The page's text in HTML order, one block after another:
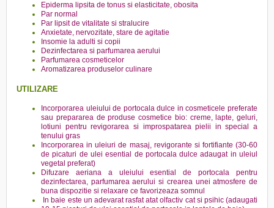
Epiderma lipsita de tonus si elasticitate, obosita
Par normal
Par lipsit de vitalitate si stralucire
Anxietate, nervozitate, stare de agitatie
Insomie la adulti si copii
Dezinfectarea si parfumarea aerului
Parfumarea cosmeticelor
Aromatizarea produselor culinare
UTILIZARE
Incorporarea uleiului de portocala dulce in cosmeticele preferate
sau prepararea de produse cosmetice bio: creme, lapte, geluri,
lotiuni pentru revigorarea si improspatarea pielii in special a
tenului gras
Incorporarea in uleiuri de masaj, revigorante si fortifiante (30-60
de picaturi de ulei esential de portocala dulce adaugat in uleiul
vegetal preferat)
Difuzare aeriana a uleiului esential de portocala pentru
dezinfectarea, parfumarea aerului si crearea unei atmosfere de
buna dispozitie si relaxare ce favorizeaza somnul
In baie este un adevarat rasfat atat olfactiv cat si psihic (adaugati